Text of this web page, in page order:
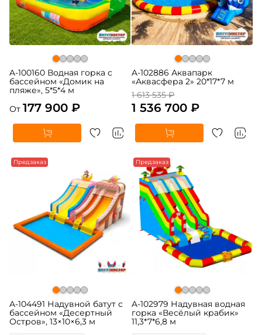
A-100160 Водная горка с
бассейном «Домик на
пляже», 5*5*4 м
От 177 900 ₽
A-102886 Аквапарк
«Аквасфера 2» 20*17*7 м
1 613 535 ₽
1 536 700 ₽
Предзаказ
A-104491 Надувной батут с
бассейном «Десертный
Остров», 13×10×6,3 м
Предзаказ
A-102979 Надувная водная
горка «Весёлый крабик»
11,3*7*6,8 м